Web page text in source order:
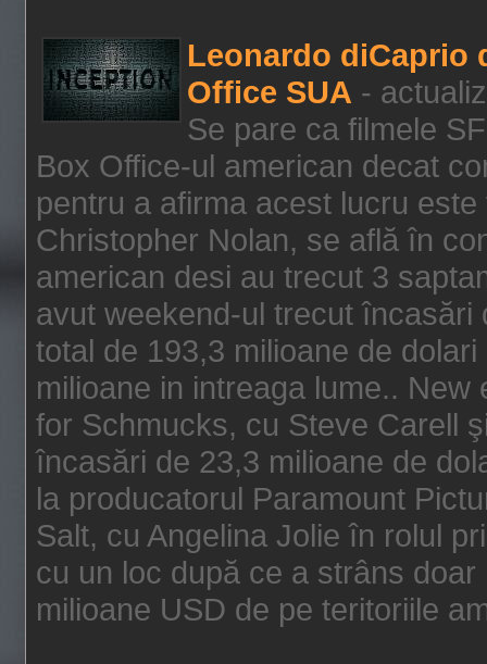
Leonardo diCaprio
Office SUA -
Se pare ca filmele
Box Office-ul american decat
pentru a afirma acest lucru
Christopher Nolan, se află în
american desi au trecut 3
avut weekend-ul trecut încasări
total de 193,3 milioane de
milioane in intreaga lume..
for Schmucks, cu Steve Carell
încasări de 23,3 milioane de
la producatorul Paramount
Salt, cu Angelina Jolie în rolul
cu un loc după ce a strâns
milioane USD de pe teritoriile